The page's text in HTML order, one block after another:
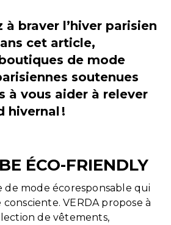
à braver l’hiver parisien
cet article,
de mode
soutenues
à vous aider à relever
hivernal !
ÉCO-FRIENDLY
de mode écoresponsable qui
VERDA propose à
de vêtements,